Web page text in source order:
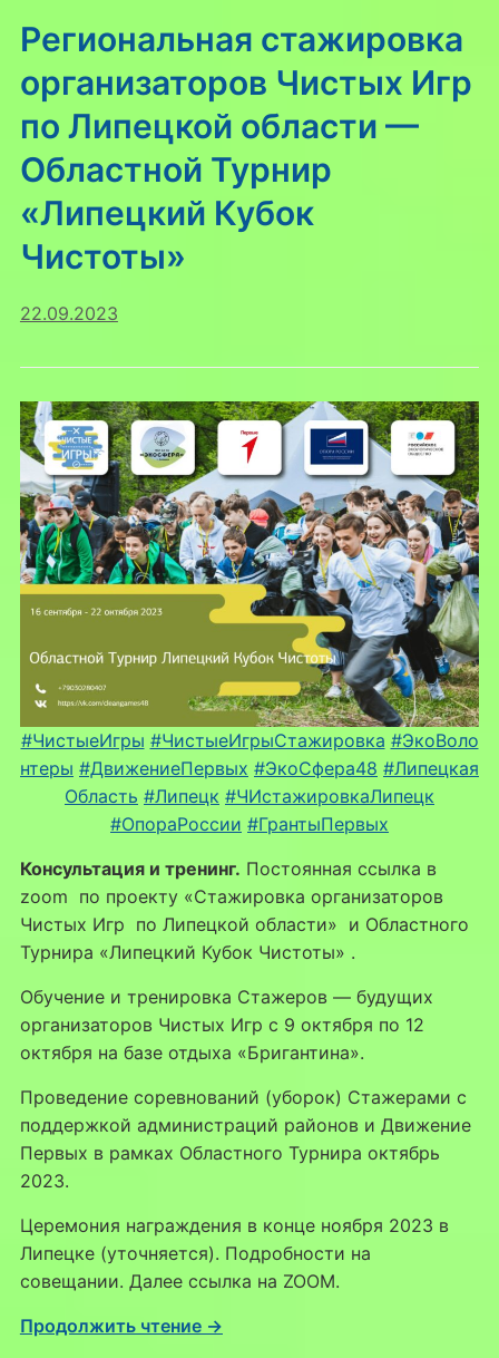
Региональная стажировка
организаторов Чистых Игр
по Липецкой области —
Областной Турнир
«Липецкий Кубок
Чистоты»
22.09.2023
#ЧистыеИгры #ЧистыеИгрыСтажировка #ЭкоВоло
нтеры #ДвижениеПервых #ЭкоСфера48 #Липецкая
Область #Липецк #ЧИстажировкаЛипецк
#ОпораРоссии #ГрантыПервых
Консультация и тренинг. Постоянная ссылка в
zoom по проекту «Стажировка организаторов
Чистых Игр по Липецкой области» и Областного
Турнира «Липецкий Кубок Чистоты» .
Обучение и тренировка Стажеров — будущих
организаторов Чистых Игр с 9 октября по 12
октября на базе отдыха «Бригантина».
Проведение соревнований (уборок) Стажерами с
поддержкой администраций районов и Движение
Первых в рамках Областного Турнира октябрь
2023.
Церемония награждения в конце ноября 2023 в
Липецке (уточняется). Подробности на
совещании. Далее ссылка на ZOOM.
Продолжить чтение →